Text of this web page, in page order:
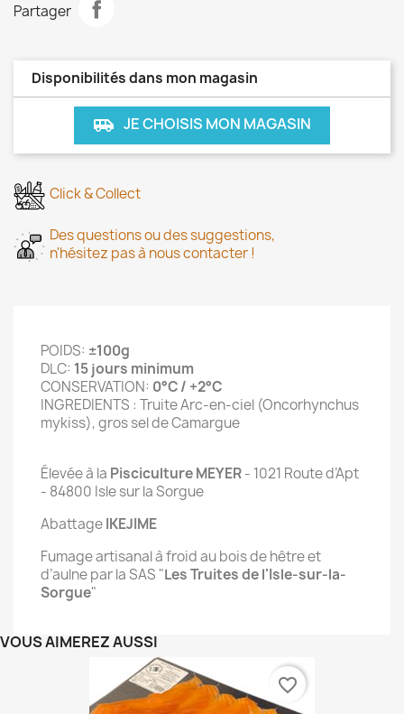
Partager
Disponibilités dans mon magasin
airport_shuttle JE CHOISIS MON MAGASIN
Click & Collect
Des questions ou des suggestions,
n'hésitez pas à nous contacter !
POIDS: ±100g
DLC: 15 jours minimum
CONSERVATION: 0°C / +2°C
INGREDIENTS : Truite Arc-en-ciel (Oncorhynchus
mykiss), gros sel de Camargue
Élevée à la Pisciculture MEYER- 1021 Route d’Apt
- 84800 Isle sur la Sorgue
AbattageIKEJIME
Fumage artisanal à froid au bois de hêtre et
d’aulne par la SAS "Les Truites de l'Isle-sur-la-
Sorgue"
VOUS AIMEREZ AUSSI
favorite_border